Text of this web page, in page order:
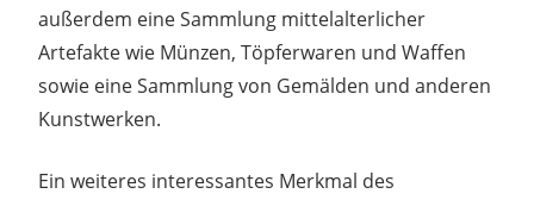
außerdem eine Sammlung mittelalterlicher
Artefakte wie Münzen, Töpferwaren und Waffen
sowie eine Sammlung von Gemälden und anderen
Kunstwerken.
Ein weiteres interessantes Merkmal des